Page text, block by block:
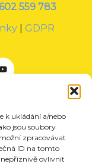
k ukládání a/nebo
jsou soubory
zpracovávat
ID na tomto
nepříznivě ovlivnit
559 783
GDPR